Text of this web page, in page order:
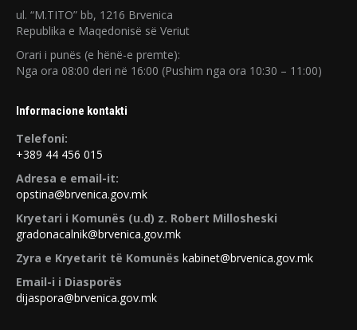
ul. “M.TITO” bb, 1216 Brvenica
Republika e Maqedonisë së Veriut
Orari i punës (e hënë-e premte):
Nga ora 08:00 deri në 16:00 (Pushim nga ora 10:30 – 11:00)
Informacione kontakti
Telefoni:
+389 44 456 015
Adresa e email-it:
opstina@brvenica.gov.mk
Kryetari i Komunës (u.d) z. Robert Millosheski
gradonacalnik@brvenica.gov.mk
Zyra e Kryetarit të Komunës kabinet@brvenica.gov.mk
Email-i i Diasporës
dijaspora@brvenica.gov.mk